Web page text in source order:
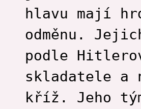
hlavu mají
odměnu.
podle
skladatele a
kříž. Jeho